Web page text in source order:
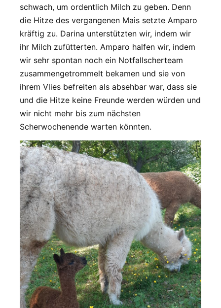
schwach, um ordentlich Milch zu geben. Denn
die Hitze des vergangenen Mais setzte Amparo
kräftig zu. Darina unterstützten wir, indem wir
ihr Milch zufütterten. Amparo halfen wir, indem
wir sehr spontan noch ein Notfallscherteam
zusammengetrommelt bekamen und sie von
ihrem Vlies befreiten als absehbar war, dass sie
und die Hitze keine Freunde werden würden und
wir nicht mehr bis zum nächsten
Scherwochenende warten könnten.